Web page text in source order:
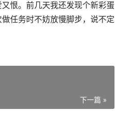
恨。前几天我还发现个新彩蛋
任务时不妨放慢脚步，说不定
下一篇 »